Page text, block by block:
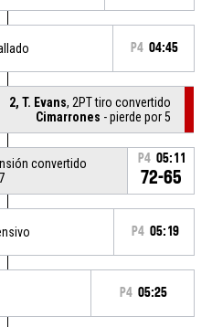
P4 04:45
2, T. Evans, 2PT tiro convertido
Cimarrones - pierde por 5
convertido
P4 05:11
72-65
P4 05:19
P4 05:25